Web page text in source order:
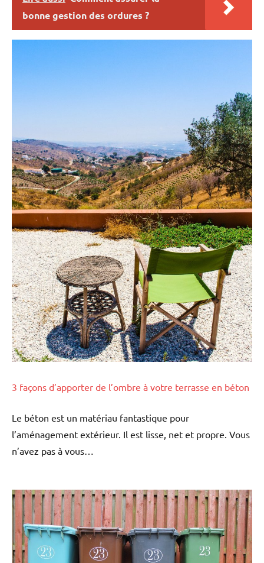
bonne gestion des ordures ?
3 façons d’apporter de l’ombre à votre terrasse en béton
Le béton est un matériau fantastique pour
l’aménagement extérieur. Il est lisse, net et propre. Vous
n’avez pas à vous…